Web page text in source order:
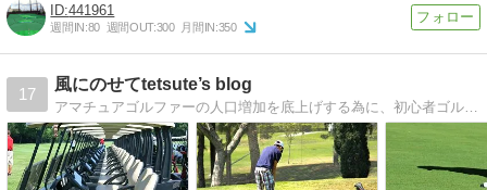
441961
週間IN:80 週間OUT:300 月間IN:350
17
風にのせてtetsute’s blog
アマチュアゴルファーの人口増加を底上げする為に、初心者ゴルファーの「ゴルフのスキルアップ」を応援するブログです私のスキル（引き出し）を全て公開し、ゴルフの疑問に「わかる範囲」でお答えしたいと思います